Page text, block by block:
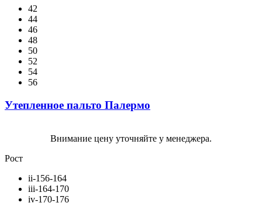
42
44
46
48
50
52
54
56
Утепленное пальто Палермо
Внимание цену уточняйте у менеджера.
Рост
ii-156-164
iii-164-170
iv-170-176